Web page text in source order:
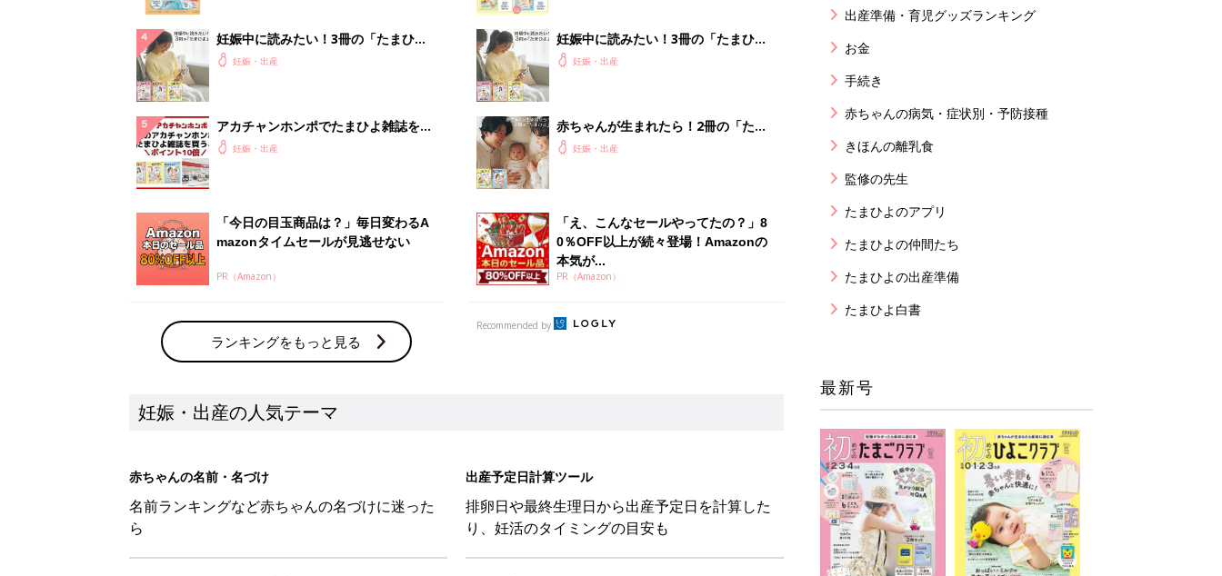
妊娠中に読みたい！3冊の「たまひ
よ」妊娠・出産
アカチャンホンポでたまひよ雑誌を買
うとポイント10倍【期間限定】
妊娠・出産
「今日の目玉商品は？」毎日変わるA
mazonタイムセールが見逃せない
PR（Amazon）
ランキングをもっと見る
妊娠中に読みたい！3冊の「たまひ
よ」妊娠・出産
赤ちゃんが生まれたら！2冊の「たま
ひよ」
妊娠・出産
「え、こんなセールやってたの？」8
0％OFF以上が続々登場！Amazonの
本気が...
PR（Amazon）
Recommended by
妊娠・出産の人気テーマ
赤ちゃんの名前・名づけ
名前ランキングなど赤ちゃんの名づけに迷った
ら
出産予定日計算ツール
排卵日や最終生理日から出産予定日を計算した
り、妊活のタイミングの目安も
出産準備・育児グッズランキング
お金
手続き
赤ちゃんの病気・症状別・予防接種
きほんの離乳食
監修の先生
たまひよのアプリ
たまひよの仲間たち
たまひよの出産準備
たまひよ白書
最新号